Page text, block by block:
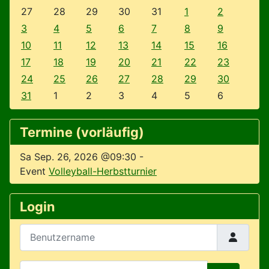
27
28 29 30 31 1
2
3
4 5 6 7 8
9
10
11 12 13 14 15
16
17
18 19 20 21 22
23
24
25 26 27 28 29
30
31
1 2 3 4 5 6
Termine (vorläufig)
Sa Sep. 26, 2026 @09:30 -
Event Volleyball-Herbstturnier
Login